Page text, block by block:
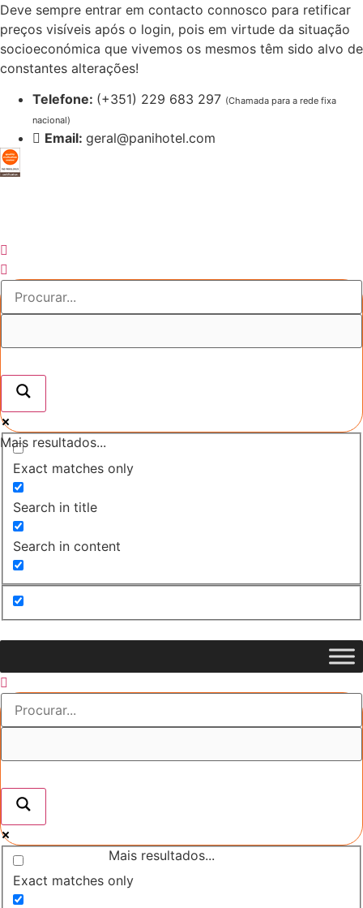
Pular
para
o
conteúdo
Deve sempre entrar em contacto connosco para retificar
preços visíveis após o login, pois em virtude da situação
socioeconómica que vivemos os mesmos têm sido alvo de
constantes alterações!
Telefone: (+351) 229 683 297 (Chamada para a rede fixa
nacional)
Email: geral@panihotel.com
Mais resultados...
Exact matches only
Search in title
Search in content
Mais resultados...
Exact matches only